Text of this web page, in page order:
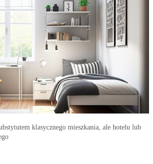
klasycznego mieszkania, ale hotelu lub